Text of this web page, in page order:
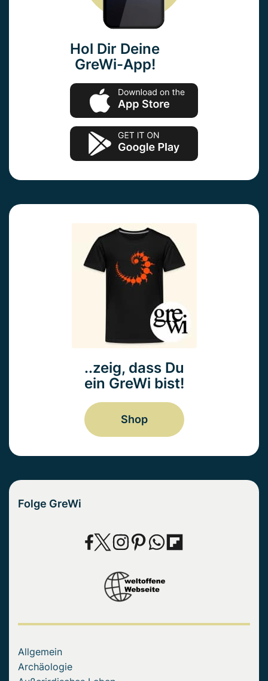
Hol Dir Deine
GreWi-App!
..zeig, dass Du
ein GreWi bist!
Shop
Folge GreWi
Allgemein
Archäologie